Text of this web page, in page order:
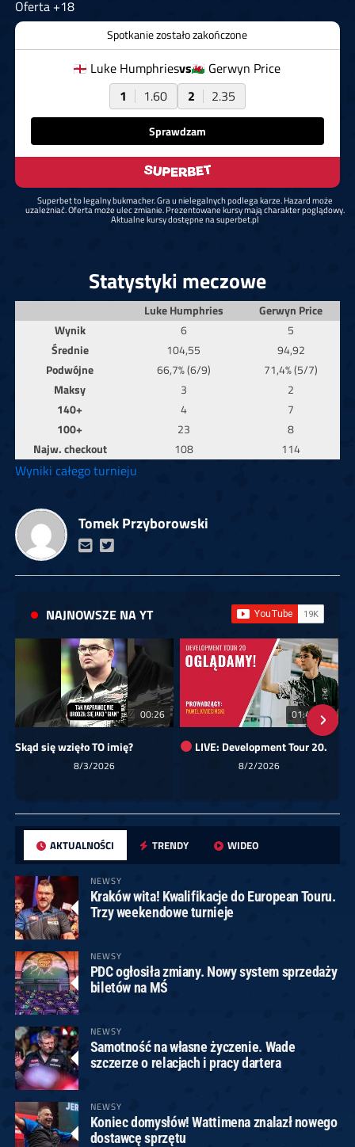
Oferta +18
Spotkanie zostało zakończone
Luke Humphriesvs
Gerwyn Price
1
1.60 2 2.35
Sprawdzam
Superbet to legalny bukmacher. Gra u nielegalnych podlega karze. Hazard może
uzależniać. Oferta może ulec zmianie. Prezentowane kursy mają charakter poglądowy.
Aktualne kursy dostępne na superbet.pl
Statystyki meczowe
Luke Humphries
Gerwyn Price
Wynik
6
5
Średnie
104,55
94,92
Podwójne
66,7% (6/9)
71,4% (5/7)
Maksy
3
2
140+
4
7
100+
23
8
Najw. checkout
108 114
Wyniki całego turnieju
Tomek Przyborowski
NAJNOWSZE NA YT
00:26
Skąd się wzięło TO imię?
8/3/2026
01:40:24
LIVE: Development Tour 20.
8/2/2026
AKTUALNOŚCI TRENDY WIDEO
NEWSY
Kraków wita! Kwalifikacje do European Touru.
Trzy weekendowe turnieje
NEWSY
PDC ogłosiła zmiany. Nowy system sprzedaży
biletów na MŚ
NEWSY
Samotność na własne życzenie. Wade
szczerze o relacjach i pracy dartera
NEWSY
Koniec domysłów! Wattimena znalazł nowego
dostawcę sprzętu